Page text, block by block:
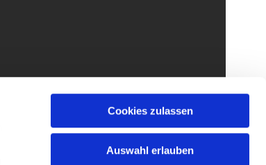
Cookies zulassen
Auswahl erlauben